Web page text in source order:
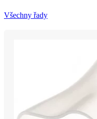
Všechny řady